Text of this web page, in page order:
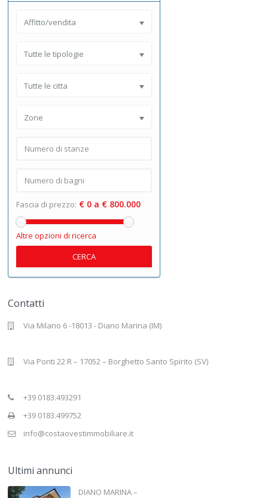
Affitto/vendita
Tutte le tipologie
Tutte le citta
Zone
Fascia di prezzo: € 0 a € 800.000
Altre opzioni di ricerca
CERCA
Contatti
Via Milano 6 -18013 - Diano Marina (IM)
Via Ponti 22 R – 17052 – Borghetto Santo Spirito (SV)
+39 0183.493291
+39 0183.499752
info@costaovestimmobiliare.it
Ultimi annunci
DIANO MARINA –